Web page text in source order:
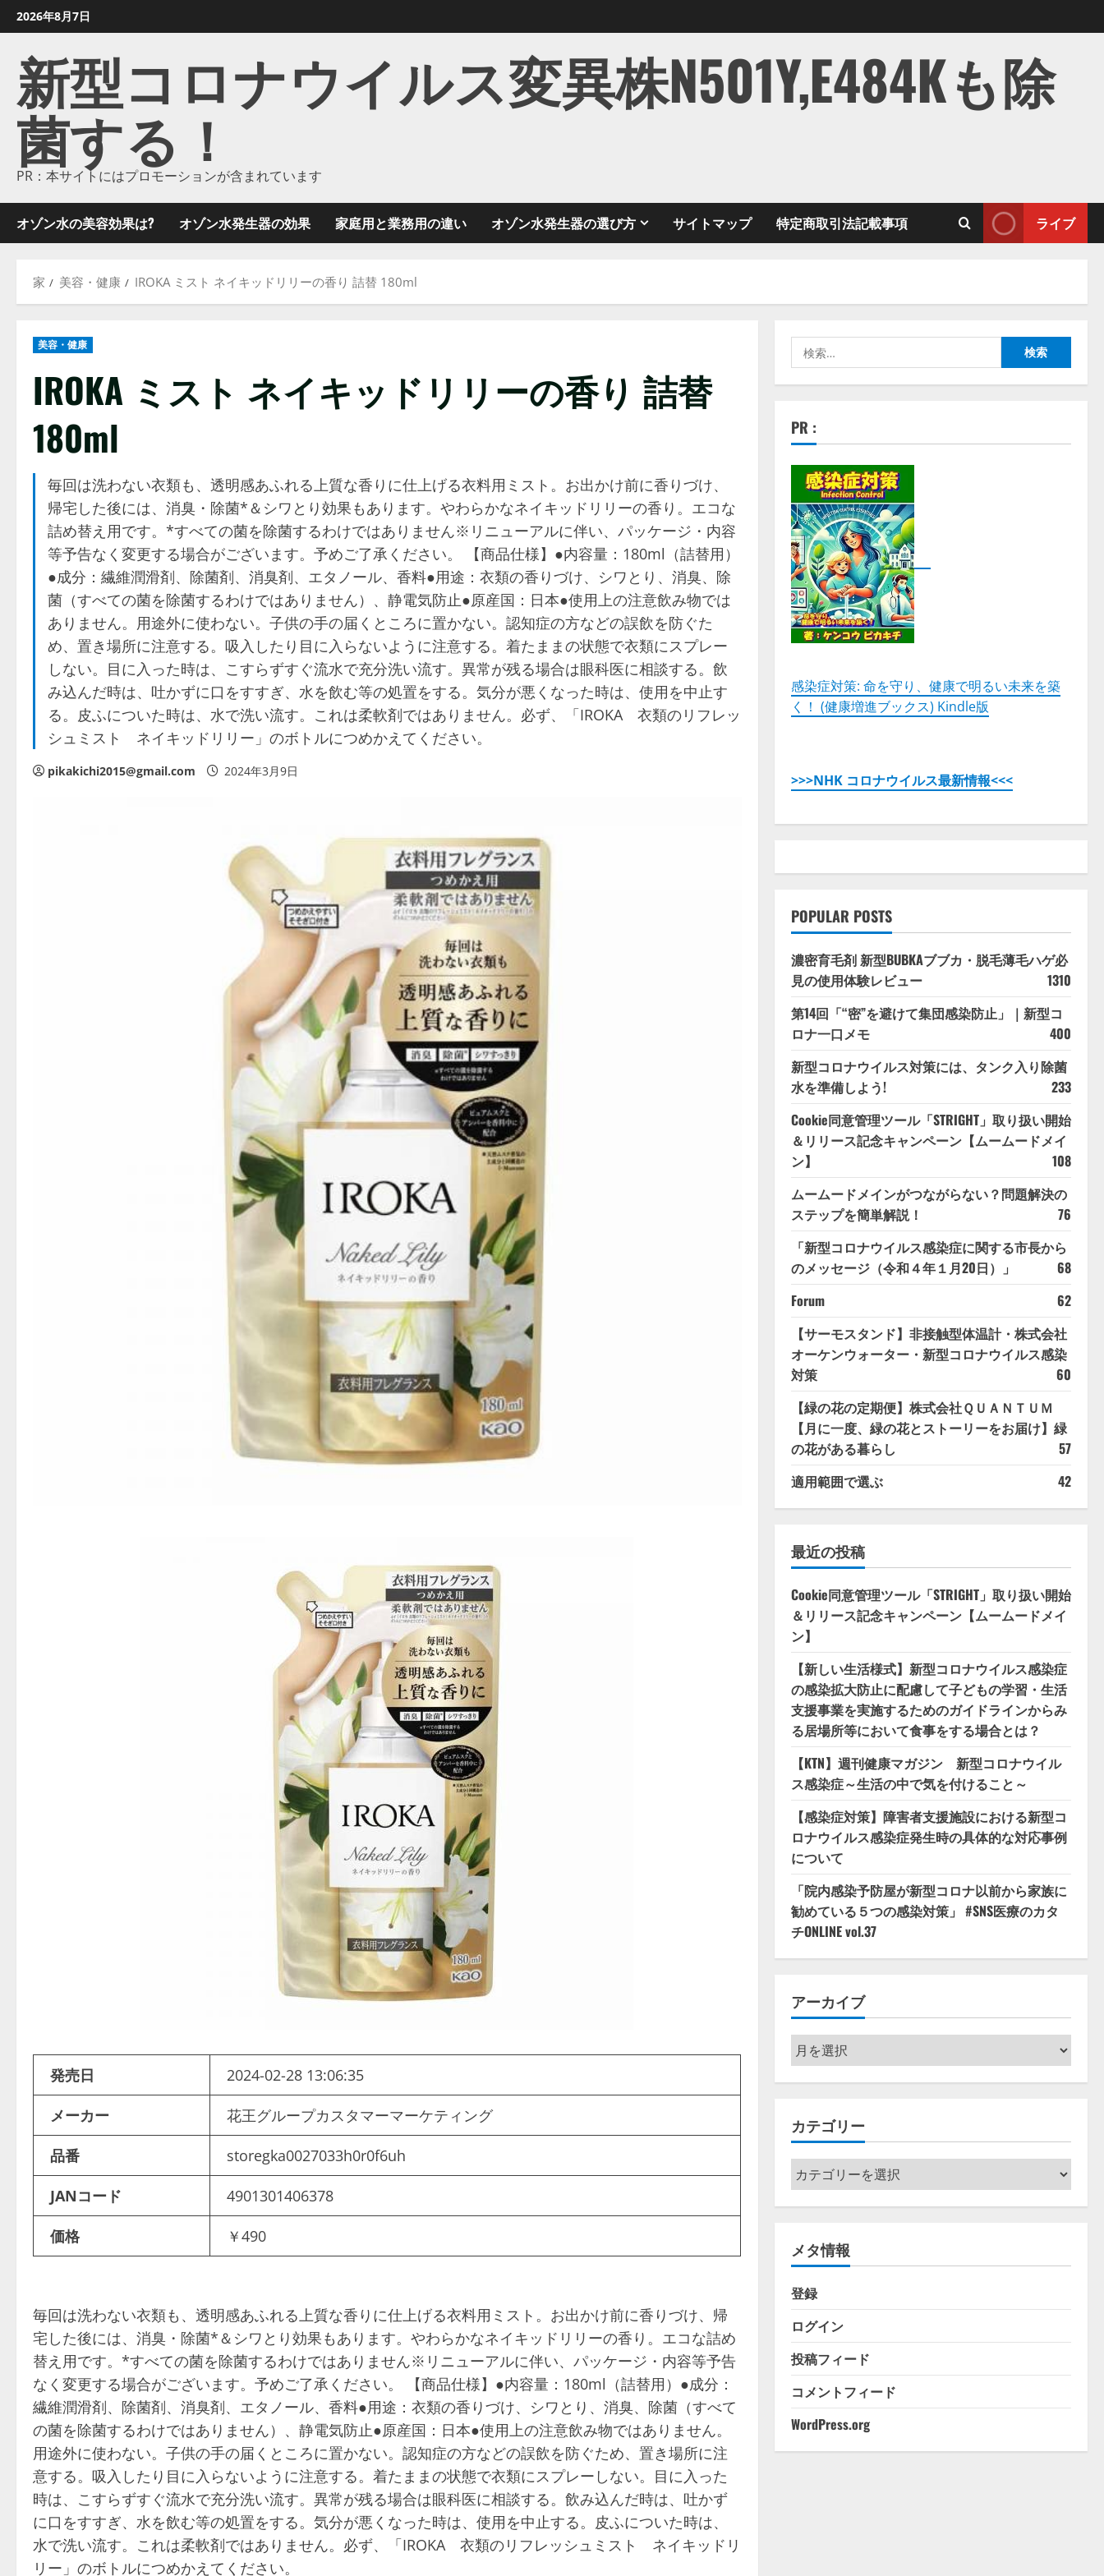
ン
2026年8月7日
新型コロナウイルス変異株N501Y,E484Kも除
菌する！
PR：本サイトにはプロモーションが含まれています
オゾン水の美容効果は? オゾン水発生器の効果 家庭用と業務用の違い オゾン水発生器の選び方 サイトマップ 特定商取引法記載事項 ライブ
家 美容・健康 IROKA ミスト ネイキッドリリーの香り 詰替 180ml
美容・健康
IROKA ミスト ネイキッドリリーの香り 詰替
180ml
毎回は洗わない衣類も、透明感あふれる上質な香りに仕上げる衣料用ミスト。お出かけ前に香りづけ、
帰宅した後には、消臭・除菌*＆シワとり効果もあります。やわらかなネイキッドリリーの香り。エコな
詰め替え用です。*すべての菌を除菌するわけではありません※リニューアルに伴い、パッケージ・内容
等予告なく変更する場合がございます。予めご了承ください。 【商品仕様】●内容量：180ml（詰替用）
●成分：繊維潤滑剤、除菌剤、消臭剤、エタノール、香料●用途：衣類の香りづけ、シワとり、消臭、除
菌（すべての菌を除菌するわけではありません）、静電気防止●原産国：日本●使用上の注意飲み物では
ありません。用途外に使わない。子供の手の届くところに置かない。認知症の方などの誤飲を防ぐた
め、置き場所に注意する。吸入したり目に入らないように注意する。着たままの状態で衣類にスプレー
しない。目に入った時は、こすらずすぐ流水で充分洗い流す。異常が残る場合は眼科医に相談する。飲
み込んだ時は、吐かずに口をすすぎ、水を飲む等の処置をする。気分が悪くなった時は、使用を中止す
る。皮ふについた時は、水で洗い流す。これは柔軟剤ではありません。必ず、「IROKA 衣類のリフレッ
シュミスト ネイキッドリリー」のボトルにつめかえてください。
pikakichi2015@gmail.com 2024年3月9日
発売日 2024-02-28 13:06:35
メーカー 花王グループカスタマーマーケティング
品番 storegka0027033h0r0f6uh
JANコード 4901301406378
価格 ￥490
毎回は洗わない衣類も、透明感あふれる上質な香りに仕上げる衣料用ミスト。お出かけ前に香りづけ、帰
宅した後には、消臭・除菌*＆シワとり効果もあります。やわらかなネイキッドリリーの香り。エコな詰め
替え用です。*すべての菌を除菌するわけではありません※リニューアルに伴い、パッケージ・内容等予告
なく変更する場合がございます。予めご了承ください。 【商品仕様】●内容量：180ml（詰替用）●成分：
繊維潤滑剤、除菌剤、消臭剤、エタノール、香料●用途：衣類の香りづけ、シワとり、消臭、除菌（すべて
の菌を除菌するわけではありません）、静電気防止●原産国：日本●使用上の注意飲み物ではありません。
用途外に使わない。子供の手の届くところに置かない。認知症の方などの誤飲を防ぐため、置き場所に注
意する。吸入したり目に入らないように注意する。着たままの状態で衣類にスプレーしない。目に入った
時は、こすらずすぐ流水で充分洗い流す。異常が残る場合は眼科医に相談する。飲み込んだ時は、吐かず
に口をすすぎ、水を飲む等の処置をする。気分が悪くなった時は、使用を中止する。皮ふについた時は、
水で洗い流す。これは柔軟剤ではありません。必ず、「IROKA 衣類のリフレッシュミスト ネイキッドリ
リー」のボトルにつめかえてください。
索:
PR :
感染症対策: 命を守り、健康で明るい未来を築
く！ (健康増進ブックス) Kindle版
>>>NHK コロナウイルス最新情報<<<
POPULAR POSTS
濃密育毛剤 新型BUBKAブブカ・脱毛薄毛ハゲ必
見の使用体験レビュー
1310
第14回「“密”を避けて集団感染防止」｜新型コ
ロナ一口メモ
400
新型コロナウイルス対策には、タンク入り除菌
水を準備しよう!
233
Cookie同意管理ツール「STRIGHT」取り扱い開始
＆リリース記念キャンペーン【ムームードメイ
ン】
108
ムームードメインがつながらない？問題解決の
ステップを簡単解説！
76
「新型コロナウイルス感染症に関する市長から
のメッセージ（令和４年１月20日）」
68
Forum
62
【サーモスタンド】非接触型体温計・株式会社
オーケンウォーター・新型コロナウイルス感染
対策
60
【緑の花の定期便】株式会社ＱＵＡＮＴＵＭ
【月に一度、緑の花とストーリーをお届け】緑
の花がある暮らし
57
適用範囲で選ぶ
42
最近の投稿
Cookie同意管理ツール「STRIGHT」取り扱い開始
＆リリース記念キャンペーン【ムームードメイ
ン】
【新しい生活様式】新型コロナウイルス感染症
の感染拡大防止に配慮して子どもの学習・生活
支援事業を実施するためのガイドラインからみ
る居場所等において食事をする場合とは？
【KTN】週刊健康マガジン 新型コロナウイル
ス感染症～生活の中で気を付けること～
【感染症対策】障害者支援施設における新型コ
ロナウイルス感染症発生時の具体的な対応事例
について
「院内感染予防屋が新型コロナ以前から家族に
勧めている５つの感染対策」 #SNS医療のカタ
チONLINE vol.37
アーカイブ
ア
ー
カ
ブ
カテゴリー
カ
テ
ゴ
ー
メタ情報
登録
ログイン
投稿フィード
コメントフィード
WordPress.org